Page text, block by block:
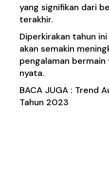
yang signifikan dari
terakhir.
Diperkirakan tahun
akan semakin
pengalaman
nyata.
BACA JUGA : Trend
Tahun 2023